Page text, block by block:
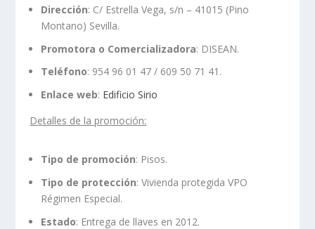
Dirección: C/ Estrella Vega, s/n – 41015 (Pino
Montano) Sevilla.
Promotora o Comercializadora: DISEAN.
Teléfono: 954 96 01 47 / 609 50 71 41.
Enlace web: Edificio Sirio
Detalles de la promoción:
Tipo de promoción: Pisos.
Tipo de protección: Vivienda protegida VPO
Régimen Especial.
Estado: Entrega de llaves en 2012.